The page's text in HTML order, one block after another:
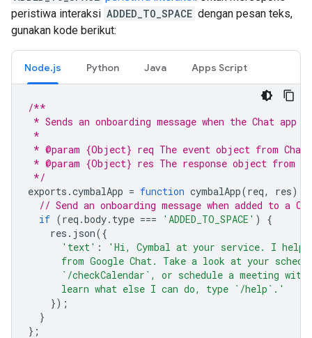
peristiwa interaksi ADDED_TO_SPACE dengan pesan teks,
gunakan kode berikut:
Node.js Python Java Apps Script
/**
* Sends an onboarding message when the Chat app
*
* @param {Object} req The event object from Chat
* @param {Object} res The response object from
*/
exports .cymbalApp = function cymbalApp(req, res)
// Send an onboarding message when added to a
if (req .body. type === 'ADDED_TO_SPACE' )
{
res . json({
'text' :
'Hi, Cymbal at your service. I help
from Google Chat. Take a look at your
`/checkCalendar`, or schedule a meeting
      learn what else I can do, type `/help`.'
});
}
};